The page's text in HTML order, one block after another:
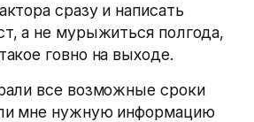
сразу и написать
а не мурыжиться полгода,
говно на выходе.
все возможные сроки
мне нужную информацию